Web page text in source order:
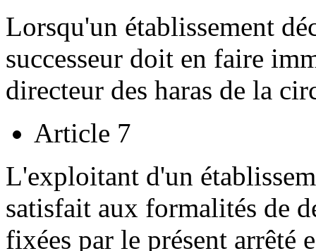
Lorsqu'un établissement
successeur doit en faire
directeur des haras de la
Article 7
L'exploitant d'un
satisfait aux formalités de
fixées par le présent arrêté